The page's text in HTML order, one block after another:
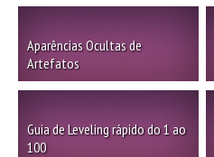
Aparências Ocultas de
Artefatos
Guia de Leveling rápido do 1 ao
100